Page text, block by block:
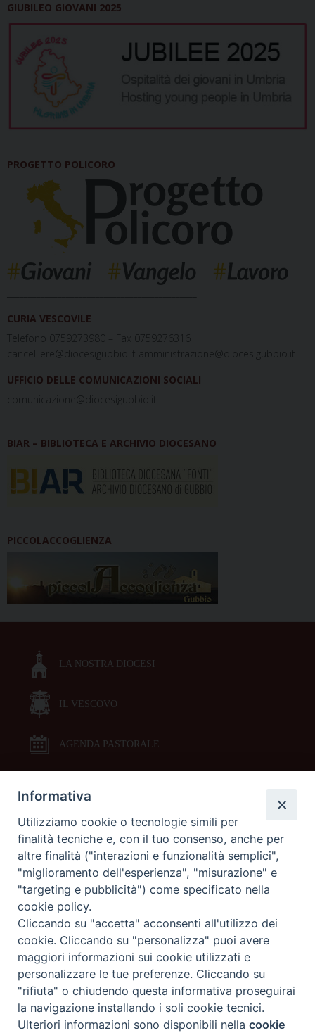
GIUBILEO GIOVANI 2025
PROGETTO POLICORO
CURIA VESCOVILE
Telefono 0759273980 – Fax 0759276316
cancelliere@diocesigubbio.it amministrazione@diocesigubbio.it
UFFICIO DELLE COMUNICAZIONI SOCIALI
comunicazione@diocesigubbio.it
BIAR – BIBLIOTECA E ARCHIVIO DIOCESANO
PICCOLACCOGLIENZA
LA NOSTRA DIOCESI
IL VESCOVO
AGENDA PASTORALE
DOCUMENTI PASTORALI
ORARI MESSE
LITURGIA DELLE ORE
GALLERIE FOTOGRAFICHE
GALLERIE VIDEO
Preferenze Cookie
Informativa
Utilizziamo cookie o tecnologie simili per
finalità tecniche e, con il tuo consenso, anche per
altre finalità ("interazioni e funzionalità semplici",
"miglioramento dell'esperienza", "misurazione" e
"targeting e pubblicità") come specificato nella
cookie policy.
Cliccando su "accetta" acconsenti all'utilizzo dei
cookie. Cliccando su "personalizza" puoi avere
maggiori informazioni sui cookie utilizzati e
personalizzare le tue preferenze. Cliccando su
"rifiuta" o chiudendo questa informativa proseguirai
la navigazione installando i soli cookie tecnici.
Ulteriori informazioni sono disponibili nellacookie